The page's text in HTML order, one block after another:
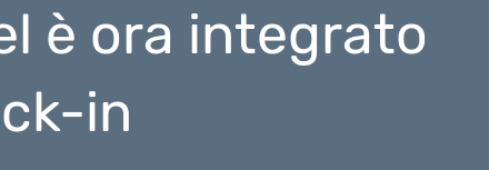
è ora integrato
in